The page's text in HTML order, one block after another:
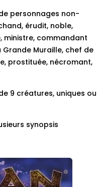
personnages non-
érudit, noble,
ministre, commandant
Muraille, chef de
prostituée, nécromant,
9 créatures, uniques ou
synopsis